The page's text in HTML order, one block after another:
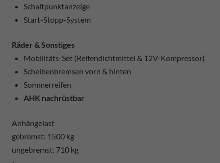
Schaltpunktanzeige
Start-Stopp-System
Räder & Sonstiges
Mobilitäts-Set (Reifendichtmittel & 12V-Kompressor)
Scheibenbremsen vorn & hinten
Sommerreifen
AHK nachrüstbar
Anhängelast
gebremst: 1500 kg
ungebremst: 710 kg